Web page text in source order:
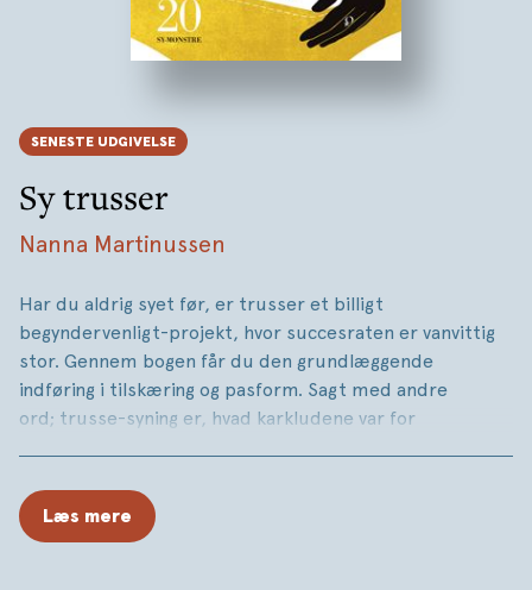
SENESTE UDGIVELSE
Sy trusser
Nanna Martinussen
Har du aldrig syet før, er trusser et billigt
begyndervenligt-projekt, hvor succesraten er vanvittig
stor. Gennem bogen får du den grundlæggende
indføring i tilskæring og pasform. Sagt med andre
ord; trusse-syning er, hvad karkludene var for
SY TRUSSER rummer 20 sy-mønstre, der kan varieres,
personliggøres og pyntes i en uendelighed. Step-by-step
Læs mere